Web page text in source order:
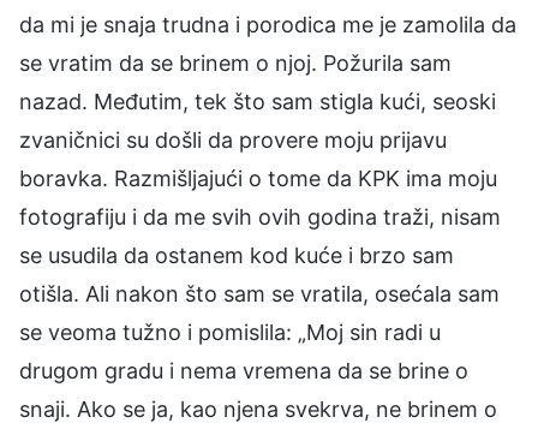
da mi je snaja trudna i porodica me je zamolila da
se vratim da se brinem o njoj. Požurila sam
nazad. Međutim, tek što sam stigla kući, seoski
zvaničnici su došli da provere moju prijavu
boravka. Razmišljajući o tome da KPK ima moju
fotografiju i da me svih ovih godina traži, nisam
se usudila da ostanem kod kuće i brzo sam
otišla. Ali nakon što sam se vratila, osećala sam
se veoma tužno i pomislila: „Moj sin radi u
drugom gradu i nema vremena da se brine o
snaji. Ako se ja, kao njena svekrva, ne brinem o